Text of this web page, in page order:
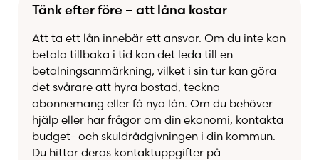
Tänk efter före – att låna kostar
Att ta ett lån innebär ett ansvar. Om du inte kan
betala tillbaka i tid kan det leda till en
betalningsanmärkning, vilket i sin tur kan göra
det svårare att hyra bostad, teckna
abonnemang eller få nya lån. Om du behöver
hjälp eller har frågor om din ekonomi, kontakta
budget- och skuldrådgivningen i din kommun.
Du hittar deras kontaktuppgifter på